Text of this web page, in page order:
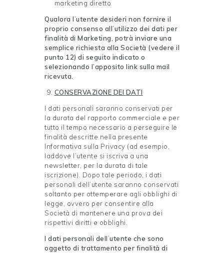
marketing diretto
Qualora l’utente desideri non fornire il
proprio consenso all’utilizzo dei dati per
finalità di Marketing, potrà inviare una
semplice richiesta alla Società (vedere il
punto 12) di seguito indicato o
selezionando l’apposito link sulla mail
ricevuta.
CONSERVAZIONE DEI DATI
I dati personali saranno conservati per
la durata del rapporto commerciale e per
tutto il tempo necessario a perseguire le
finalità descritte nella presente
Informativa sulla Privacy (ad esempio,
laddove l’utente si iscriva a una
newsletter, per la durata di tale
iscrizione). Dopo tale periodo, i dati
personali dell’utente saranno conservati
soltanto per ottemperare agli obblighi di
legge, ovvero per consentire alla
Società di mantenere una prova dei
rispettivi diritti e obblighi.
I dati personali dell’utente che sono
oggetto di trattamento per finalità di